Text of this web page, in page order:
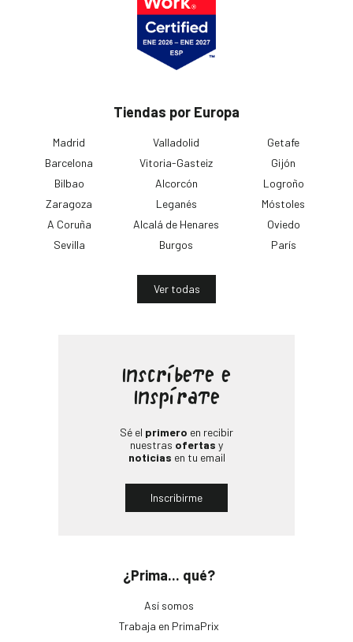
Tiendas por Europa
Madrid
Barcelona
Bilbao
Zaragoza
A Coruña
Sevilla
Valladolid
Vitoria-Gasteiz
Alcorcón
Leganés
Alcalá de Henares
Burgos
Getafe
Gijón
Logroño
Móstoles
Oviedo
París
Ver todas
¿Prima... qué?
Así somos
Trabaja en PrimaPrix
Inscríbete e
Inspírate
Sé el primero en recibir
nuestras ofertas y
noticias en tu email
Inscribirme